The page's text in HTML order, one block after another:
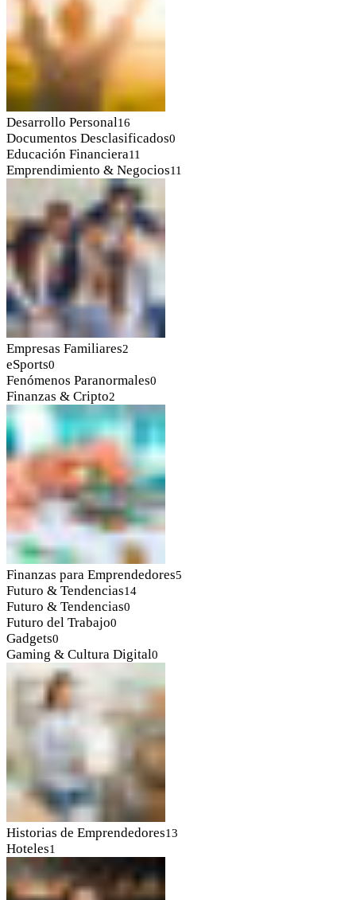
Desarrollo Personal16
Documentos Desclasificados0
Educación Financiera11
Emprendimiento & Negocios11
Empresas Familiares2
eSports0
Fenómenos Paranormales0
Finanzas & Cripto2
Finanzas para Emprendedores5
Futuro & Tendencias14
Futuro & Tendencias0
Futuro del Trabajo0
Gadgets0
Gaming & Cultura Digital0
Historias de Emprendedores13
Hoteles1